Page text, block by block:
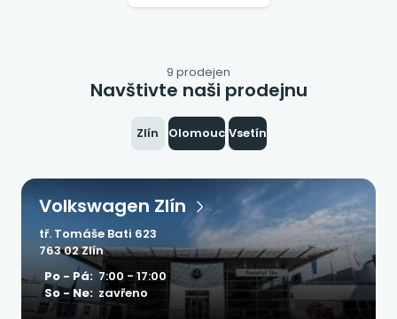
9 prodejen
Navštivte naši prodejnu
Zlín Olomouc Vsetín
Volkswagen Zlín
tř. Tomáše Bati 623
763 02 Zlín
Po - Pá: 7:00 - 17:00
So - Ne: zavřeno